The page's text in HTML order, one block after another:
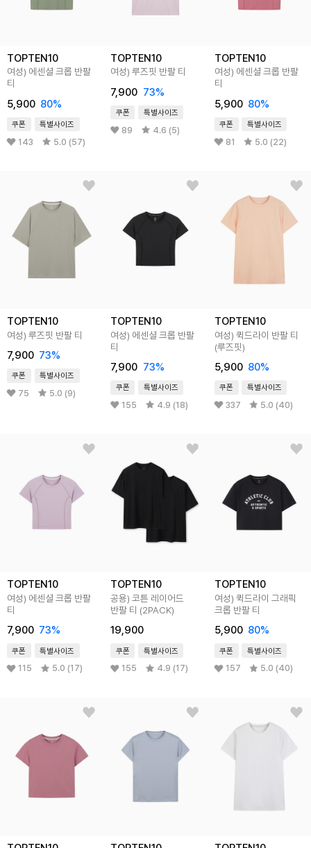
TOPTEN10
여성) 에센셜 크롭 반팔
티
5,900 80%
쿠폰 특별사이즈
143 5.0 (57)
TOPTEN10
여성) 루즈핏 반팔 티
7,900 73%
쿠폰 특별사이즈
89 4.6 (5)
TOPTEN10
여성) 에센셜 크롭 반팔
티
5,900 80%
쿠폰 특별사이즈
81 5.0 (22)
TOPTEN10
여성) 루즈핏 반팔 티
7,900 73%
쿠폰 특별사이즈
75 5.0 (9)
TOPTEN10
여성) 에센셜 크롭 반팔
티
7,900 73%
쿠폰 특별사이즈
155 4.9 (18)
TOPTEN10
여성) 퀵드라이 반팔 티
(루즈핏)
5,900 80%
쿠폰 특별사이즈
337 5.0 (40)
TOPTEN10
여성) 에센셜 크롭 반팔
티
7,900 73%
쿠폰 특별사이즈
115 5.0 (17)
TOPTEN10
공용) 코튼 레이어드
반팔 티 (2PACK)
19,900
쿠폰 특별사이즈
155 4.9 (17)
TOPTEN10
여성) 퀵드라이 그래픽
크롭 반팔 티
5,900 80%
쿠폰 특별사이즈
157 5.0 (40)